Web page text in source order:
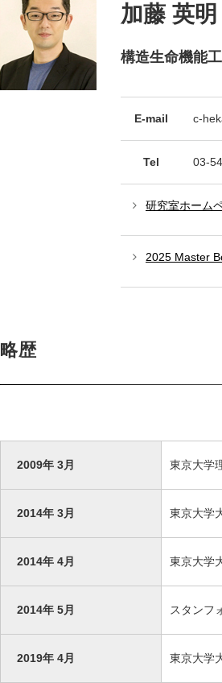
加藤 英明
構造生命機能
E-mail c-
Tel 03-
研究室ホーム
2025 Master
略歴
2009年 3月 東京大学
2014年 3月 東京大学
2014年 4月 東京大学
2014年 5月 スタンフ
2019年 4月 東京大学